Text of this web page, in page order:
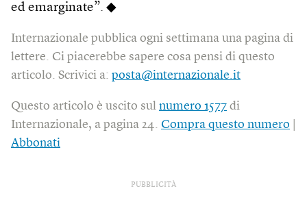
ed emarginate”. ◆
Internazionale pubblica ogni settimana una pagina di
lettere. Ci piacerebbe sapere cosa pensi di questo
articolo. Scrivici a: posta@internazionale.it
Questo articolo è uscito sul numero 1577 di
Internazionale, a pagina 24. Compra questo numero
Abbonati
PUBBLICITÀ